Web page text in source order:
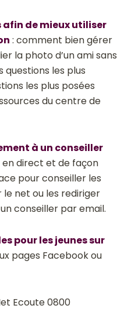
de mieux utiliser
: comment bien gérer
la photo d’un ami sans
questions les plus
les plus posées
du centre de
à un conseiller
direct et de façon
pour conseiller les
le net ou les rediriger
conseiller par email.
pour les jeunes sur
pages Facebook ou
Ecoute 0800